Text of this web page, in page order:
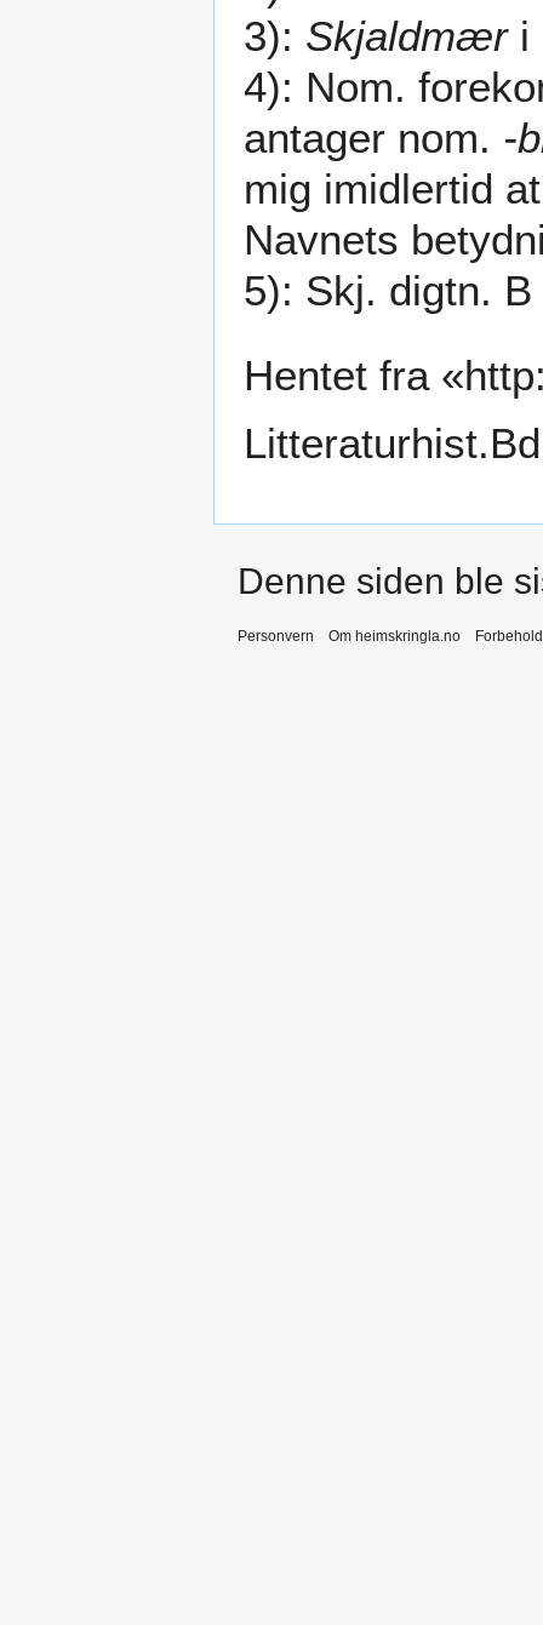
3): Skjaldmæri
4): Nom.
antager nom. -
mig imidlertid
Navnets
5): Skj. digtn.
Hentet fra «
Denne siden ble
Personvern Om heimskringla.no Forbehold